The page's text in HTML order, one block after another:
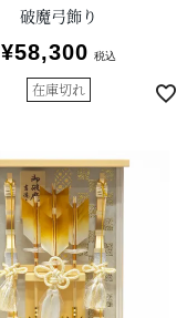
破魔弓飾り
¥58,300 税込
在庫切れ